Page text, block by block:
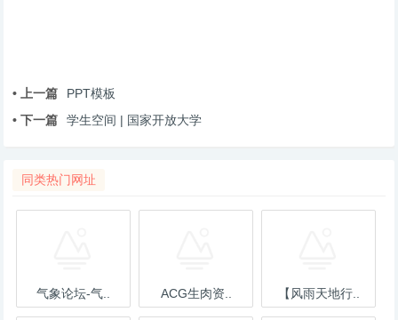
• 上一篇
PPT模板
• 下一篇
学生空间 | 国家开放大学
同类热门网址
气象论坛-气.. ACG生肉资.. 【风雨天地行..